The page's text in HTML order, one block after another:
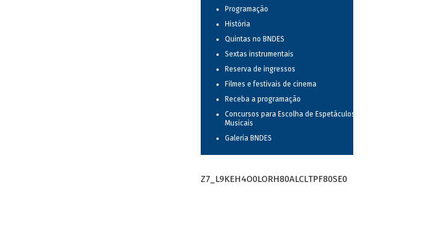
Programação
História
Quintas no BNDES
Sextas instrumentais
Reserva de ingressos
Filmes e festivais de cinema
Receba a programação
Concursos para Escolha de Espetáculos
Musicais
Galeria BNDES
Z7_L9KEH4O0LORH80ALCLTPF80SE0